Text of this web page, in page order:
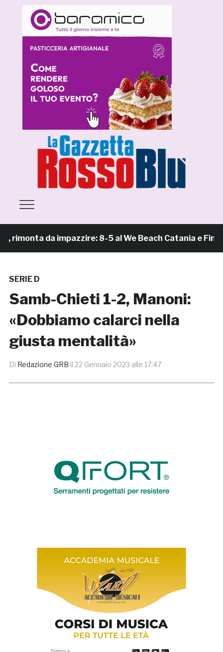
da impazzire: 8-5 al We Beach Catania e Finale
SERIE D
Samb-Chieti 1-2, Manoni:
«Dobbiamo calarci nella
giusta mentalità»
Di Redazione GRB il 22 Gennaio 2023 alle 17:47